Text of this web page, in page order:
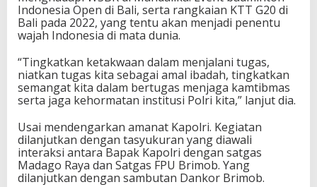
Indonesia Open di Bali, serta rangkaian KTT G20 di
Bali pada 2022, yang tentu akan menjadi penentu
wajah Indonesia di mata dunia.
“Tingkatkan ketakwaan dalam menjalani tugas,
niatkan tugas kita sebagai amal ibadah, tingkatkan
semangat kita dalam bertugas menjaga kamtibmas
serta jaga kehormatan institusi Polri kita,” lanjut dia.
Usai mendengarkan amanat Kapolri. Kegiatan
dilanjutkan dengan tasyukuran yang diawali
interaksi antara Bapak Kapolri dengan satgas
Madago Raya dan Satgas FPU Brimob. Yang
dilanjutkan dengan sambutan Dankor Brimob.